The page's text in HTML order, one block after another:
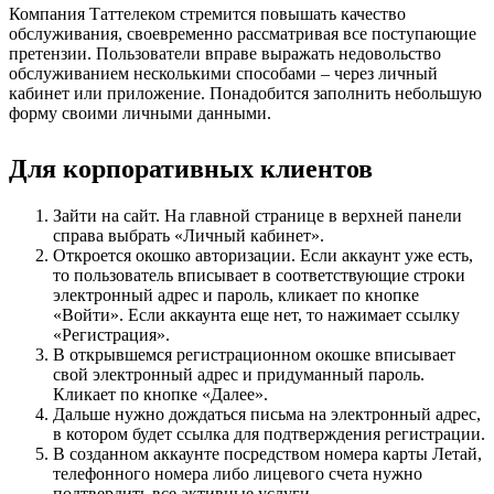
Компания Таттелеком стремится повышать качество
обслуживания, своевременно рассматривая все поступающие
претензии. Пользователи вправе выражать недовольство
обслуживанием несколькими способами – через личный
кабинет или приложение. Понадобится заполнить небольшую
форму своими личными данными.
Для корпоративных клиентов
Зайти на сайт. На главной странице в верхней панели
справа выбрать «Личный кабинет».
Откроется окошко авторизации. Если аккаунт уже есть,
то пользователь вписывает в соответствующие строки
электронный адрес и пароль, кликает по кнопке
«Войти». Если аккаунта еще нет, то нажимает ссылку
«Регистрация».
В открывшемся регистрационном окошке вписывает
свой электронный адрес и придуманный пароль.
Кликает по кнопке «Далее».
Дальше нужно дождаться письма на электронный адрес,
в котором будет ссылка для подтверждения регистрации.
В созданном аккаунте посредством номера карты Летай,
телефонного номера либо лицевого счета нужно